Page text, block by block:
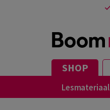
SHOP
Lesmateriaal